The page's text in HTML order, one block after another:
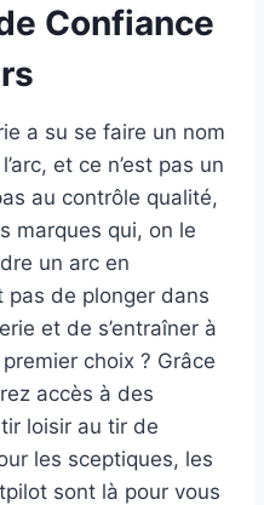
Confiance
a su se faire un nom
et ce n’est pas un
au contrôle qualité,
marques qui, on le
un arc en
pas de plonger dans
et de s’entraîner à
choix ? Grâce
accès à des
loisir au tir de
les sceptiques, les
sont là pour vous